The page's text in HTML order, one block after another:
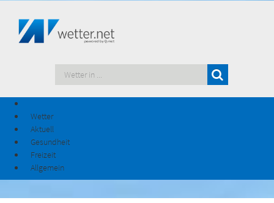
Wetter
Aktuell
Gesundheit
Freizeit
Allgemein